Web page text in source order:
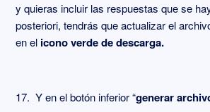
y quieras incluir las respuestas que se
posteriori, tendrás que actualizar el
en el icono verde de descarga.
17. Y en el botón inferior “generar